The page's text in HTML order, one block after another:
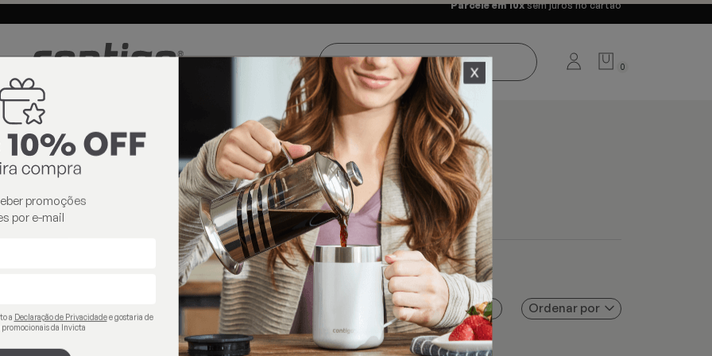
e Centro-
Loja oficialInvicta® no Brasil Parcele em 10xsem juros no cartão
0
contigo
Filtros Ordenar por
promoções
por e-mail
aDeclaração de Privacidadee gostaria de
da Invicta